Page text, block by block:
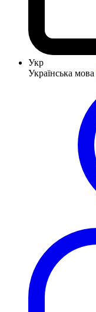
Укр
Українська мова